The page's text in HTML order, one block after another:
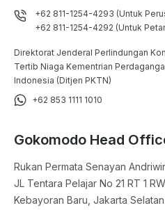
+62 811-1254-4293 (Untuk
+62 811-1254-4292 (Untuk
Direktorat Jenderal Perlindungan
Tertib Niaga Kementrian
Indonesia (Ditjen PKTN)
+62 853 1111 1010
Gokomodo Head
Rukan Permata Senayan
JL Tentara Pelajar No 21 RT 1
Kebayoran Baru, Jakarta Selatan